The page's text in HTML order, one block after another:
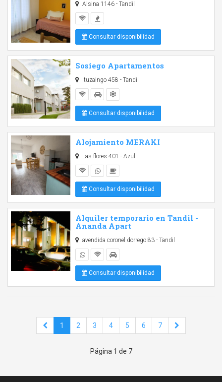
Alsina 1146 - Tandil
Consultar disponibilidad
Sosiego Apartamentos
Ituzaingo 458 - Tandil
Consultar disponibilidad
Alojamiento MERAKI
Las flores 401 - Azul
Consultar disponibilidad
Alquiler temporario en Tandil -
Ananda Apart
avendida coronel dorrego 83 - Tandil
Consultar disponibilidad
1 2 3 4 5 6 7
Página 1 de 7